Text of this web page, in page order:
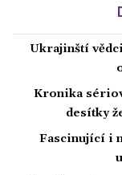
Ukrajinští
Kronika
desítky
Fascinující i